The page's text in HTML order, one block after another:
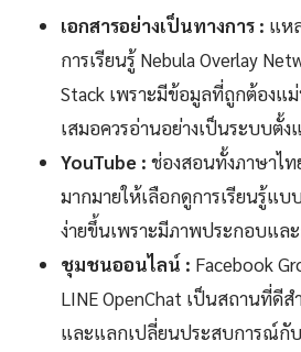
เอกสารอย่างเป็นทางการ : แห
การเรียนรู้ Nebula Overlay
Stack เพราะมีข้อมูลที่ถูกต้องแ
เสมอควรอ่านอย่างเป็นระบบตั้
YouTube : ช่องสอนทั้งภาษาไ
มากมายให้เลือกดูการเรียนรู้แบ
ง่ายขึ้นเพราะมีภาพประกอบแล
ชุมชนออนไลน์ : Facebook
LINE OpenChat เป็นสถานที่ดี
และแลกเปลี่ยนประสบการณ์กั